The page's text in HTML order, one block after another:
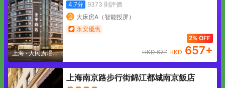
上海·人民廣場地
區
4.7分 9373 則評價
大床房A（智能投屏）
永安優惠
2% OFF
HKD677 HKD 657+
上海南京路步行街錦江都城南京飯店